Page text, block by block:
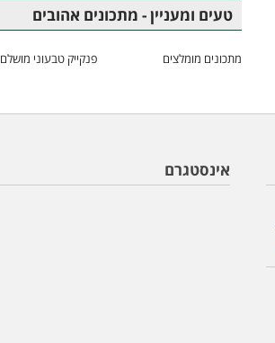
טעים ומעניין - מתכונים אהובים
מתכונים מומלצים פנקייק טבעוני מושלם
אינסטגרם